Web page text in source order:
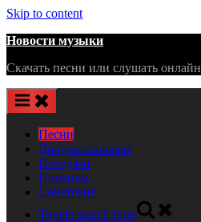
Skip to content
Новости музыки
Скачать песни или слушать онлайн
Песни
Документальные
Передачи
Приколы
Советские
Toggle search form